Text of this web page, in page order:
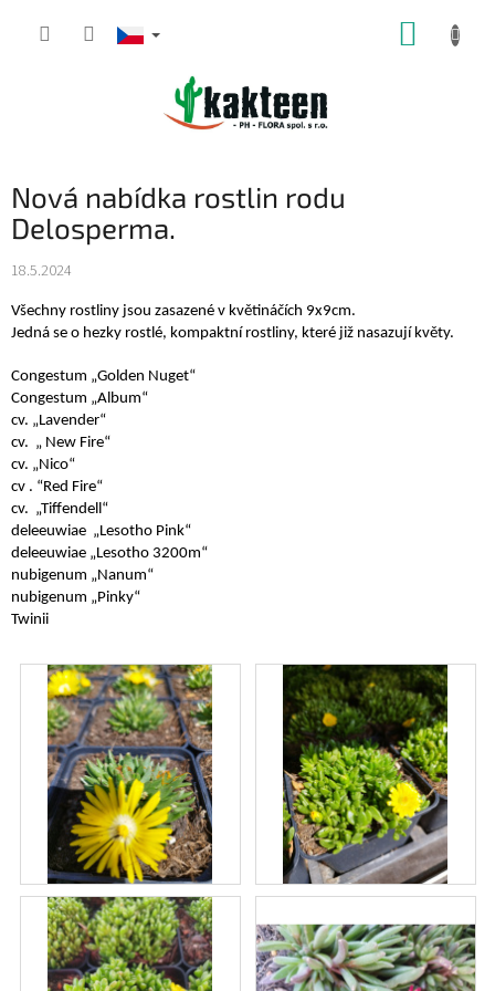
Nová nabídka rostlin rodu
Delosperma.
18.5.2024
Všechny rostliny jsou zasazené v květináčích 9x9cm.
Jedná se o hezky rostlé, kompaktní rostliny, které již nasazují květy.
Congestum „Golden Nuget“
Congestum „Album“
cv. „Lavender“
cv. „ New Fire“
cv. „Nico“
cv . “Red Fire“
cv. „Tiffendell“
deleeuwiae „Lesotho Pink“
deleeuwiae „Lesotho 3200m“
nubigenum „Nanum“
nubigenum „Pinky“
Twinii